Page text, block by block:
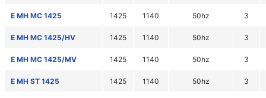
E MH MC 1425 1425 1140 50hz 3
E MH MC 1425/HV 1425 1140 50hz 3
E MH MC 1425/MV 1425 1140 50hz 3
E MH ST 1425 1425 1140 50hz 3